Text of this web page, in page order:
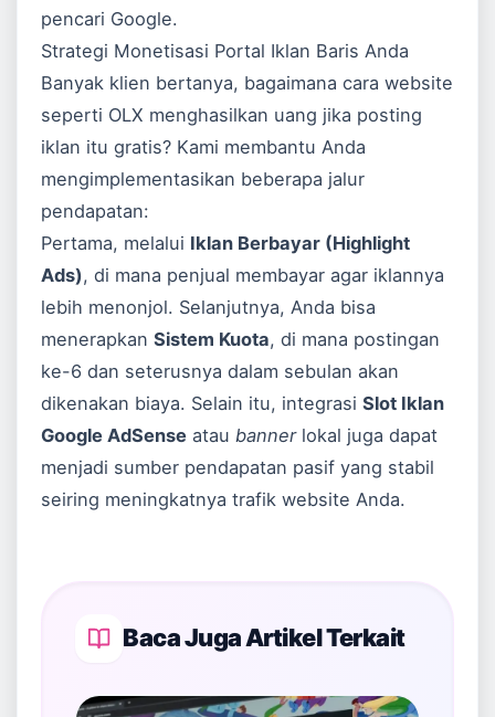
pencari Google.
Strategi Monetisasi Portal Iklan Baris Anda
Banyak klien bertanya, bagaimana cara website
seperti OLX menghasilkan uang jika posting
iklan itu gratis? Kami membantu Anda
mengimplementasikan beberapa jalur
pendapatan:
Pertama, melalui Iklan Berbayar (Highlight
Ads), di mana penjual membayar agar iklannya
lebih menonjol. Selanjutnya, Anda bisa
menerapkanSistem Kuota, di mana postingan
ke-6 dan seterusnya dalam sebulan akan
dikenakan biaya. Selain itu, integrasiSlot Iklan
Google AdSense ataubannerlokal juga dapat
menjadi sumber pendapatan pasif yang stabil
seiring meningkatnya trafik website Anda.
Baca Juga Artikel Terkait